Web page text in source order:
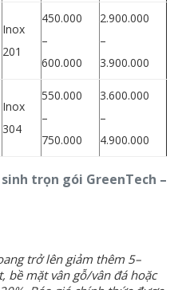
trọn gói GreenTech –
Inox
201
450.000
–
600.000
2.900.000
–
3.900.000
Inox
304
550.000
–
750.000
3.600.000
–
4.900.000
trở lên giảm thêm 5–
bề mặt vân gỗ/vân đá hoặc